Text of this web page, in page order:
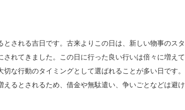
される吉日です。古来よりこの日は、新しい物事のスタ
れてきました。この日に行った良い行いは倍々に増えて
な行動のタイミングとして選ばれることが多い日です。
るとされるため、借金や無駄遣い、争いごとなどは避け